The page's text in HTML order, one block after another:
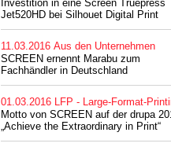
Investition in eine Screen Truepress
Jet520HD bei Silhouet Digital Print
11.03.2016 Aus den Unternehmen
SCREEN ernennt Marabu zum
Fachhändler in Deutschland
01.03.2016
LFP - Large-Format-
Motto von SCREEN auf der drupa
„Achieve the Extraordinary in Print“